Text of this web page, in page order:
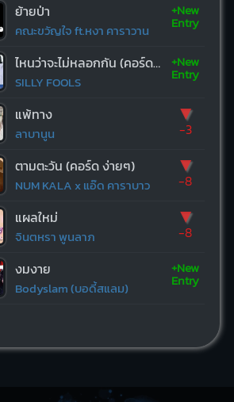
ย้ายป่า
คณะขวัญใจ ft.หงา คาราวาน
+New
Entry
ไหนว่าจะไม่หลอกกัน (คอร์ด ง่ายๆ)
SILLY FOOLS
+New
Entry
แพ้ทาง
ลาบานูน
▼
-3
ตามตะวัน (คอร์ด ง่ายๆ)
NUM KALA x แอ๊ด คาราบาว
▼
-8
แผลใหม่
จินตหรา พูนลาภ
▼
-8
งมงาย
Bodyslam (บอดี้สแลม)
+New
Entry